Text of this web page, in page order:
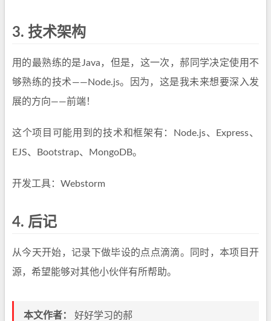
3. 技术架构
用的最熟练的是Java，但是，这一次，郝同学决定使用不
够熟练的技术——Node.js。因为，这是我未来想要深入发
展的方向——前端！
这个项目可能用到的技术和框架有：Node.js、Express、
EJS、Bootstrap、MongoDB。
开发工具：Webstorm
4. 后记
从今天开始，记录下做毕设的点点滴滴。同时，本项目开
源，希望能够对其他小伙伴有所帮助。
本文作者：
好好学习的郝